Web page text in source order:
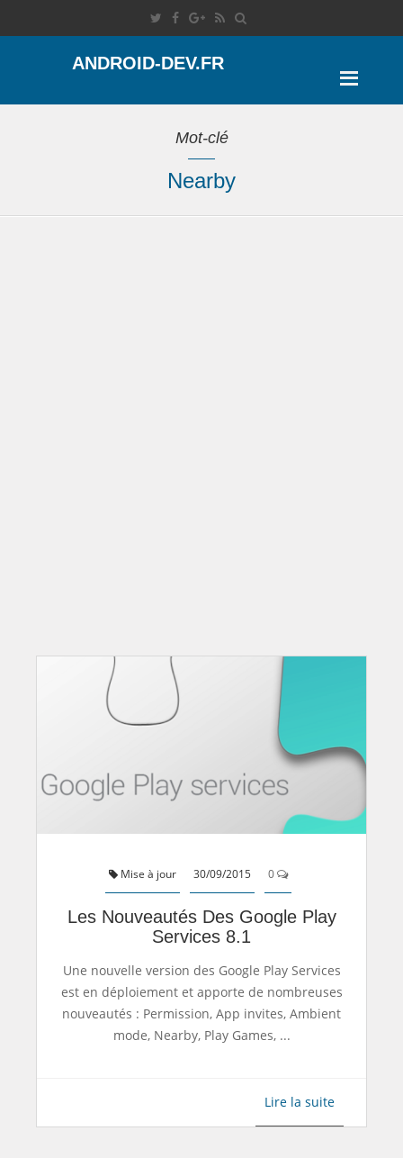
ANDROID-DEV.FR
Mot-clé
Nearby
Mise à jour 30/09/2015 0
Les Nouveautés Des Google Play
Services 8.1
Une nouvelle version des Google Play Services
est en déploiement et apporte de nombreuses
nouveautés : Permission, App invites, Ambient
mode, Nearby, Play Games, ...
Lire la suite